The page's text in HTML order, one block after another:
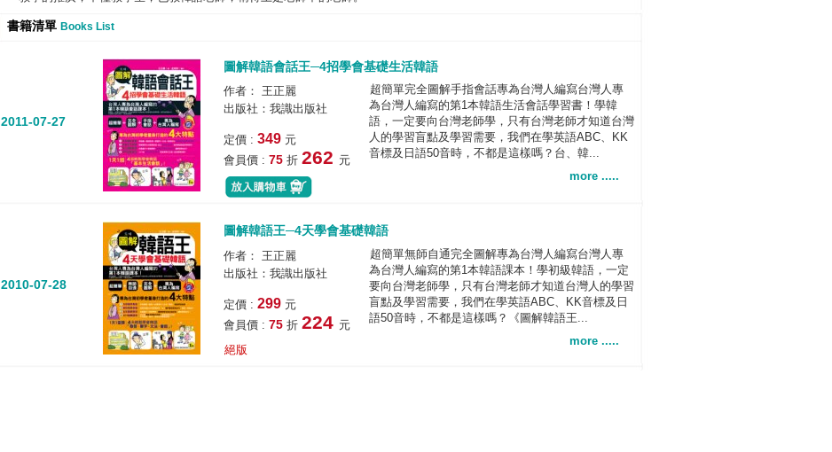
書籍清單 Books List
2011-07-27
圖解韓語會話王─4招學會基礎生活韓語
作者： 王正麗
出版社：我識出版社
定價 : 349 元
會員價 : 75折 262 元
超簡單完全圖解手指會話專為台灣人編寫台灣人專
為台灣人編寫的第1本韓語生活會話學習書！學韓
語，一定要向台灣老師學，只有台灣老師才知道台灣
人的學習盲點及學習需要，我們在學英語ABC、KK
音標及日語50音時，不都是這樣嗎？台、韓...
more .....
2010-07-28
圖解韓語王─4天學會基礎韓語
作者： 王正麗
出版社：我識出版社
定價 : 299 元
會員價 : 75折 224 元
絕版
超簡單無師自通完全圖解專為台灣人編寫台灣人專
為台灣人編寫的第1本韓語課本！學初級韓語，一定
要向台灣老師學，只有台灣老師才知道台灣人的學習
盲點及學習需要，我們在學英語ABC、KK音標及日
語50音時，不都是這樣嗎？《圖解韓語王...
more .....